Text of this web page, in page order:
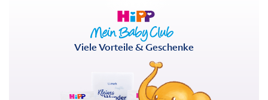
Viele Vorteile & Geschenke